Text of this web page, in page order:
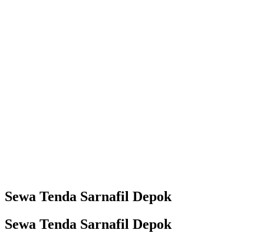
Sewa Tenda Sarnafil Depok
Sewa Tenda Sarnafil Depok